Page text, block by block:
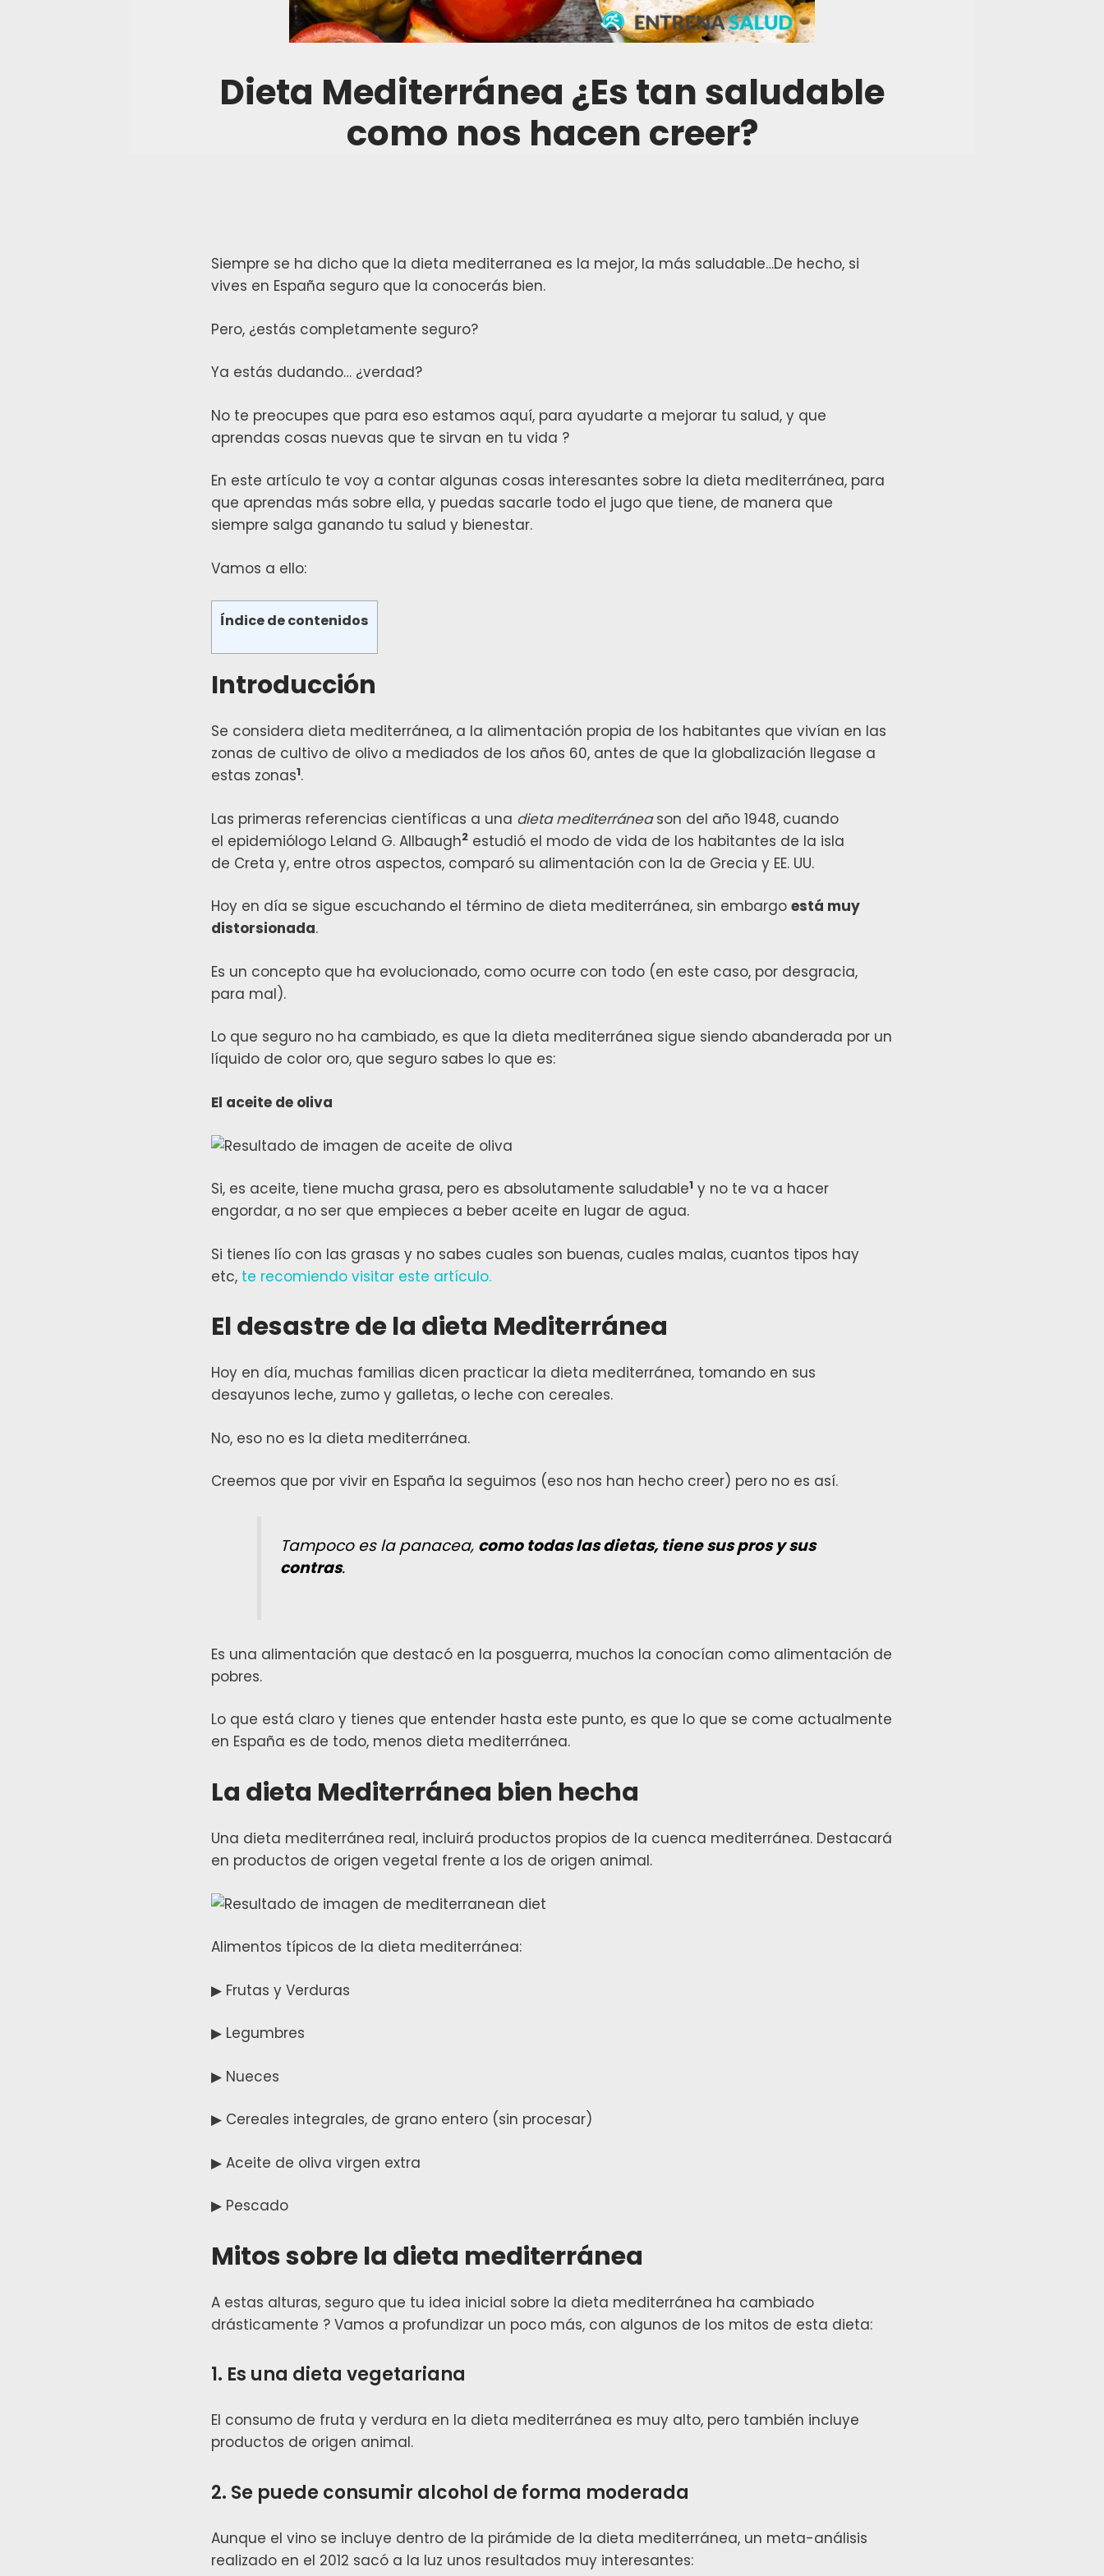
Dieta Mediterránea ¿Es tan saludable
como nos hacen creer?
Siempre se ha dicho que la dieta mediterranea es la mejor, la más saludable…De hecho, si
vives en España seguro que la conocerás bien.
Pero, ¿estás completamente seguro?
Ya estás dudando… ¿verdad?
No te preocupes que para eso estamos aquí, para ayudarte a mejorar tu salud, y que
aprendas cosas nuevas que te sirvan en tu vida ?
En este artículo te voy a contar algunas cosas interesantes sobre la dieta mediterránea, para
que aprendas más sobre ella, y puedas sacarle todo el jugo que tiene, de manera que
siempre salga ganando tu salud y bienestar.
Vamos a ello:
Índice de contenidos
Introducción
Se considera dieta mediterránea, a la alimentación propia de los habitantes que vivían en las
zonas de cultivo de olivo a mediados de los años 60, antes de que la globalización llegase a
estas zonas1.
Las primeras referencias científicas a una dieta mediterráneason del año 1948, cuando
el epidemiólogo Leland G. Allbaugh2 ​ estudió el modo de vida de los habitantes de la isla
de Creta y, entre otros aspectos, comparó su alimentación con la de Grecia y EE. UU.
Hoy en día se sigue escuchando el término de dieta mediterránea, sin embargo está muy
distorsionada.
Es un concepto que ha evolucionado, como ocurre con todo (en este caso, por desgracia,
para mal).
Lo que seguro no ha cambiado, es que la dieta mediterránea sigue siendo abanderada por un
líquido de color oro, que seguro sabes lo que es:
El aceite de oliva
Si, es aceite, tiene mucha grasa, pero es absolutamente saludable1 y no te va a hacer
engordar, a no ser que empieces a beber aceite en lugar de agua.
Si tienes lío con las grasas y no sabes cuales son buenas, cuales malas, cuantos tipos hay
etc, te recomiendo visitar este artículo.
El desastre de la dieta Mediterránea
Hoy en día, muchas familias dicen practicar la dieta mediterránea, tomando en sus
desayunos leche, zumo y galletas, o leche con cereales.
No, eso no es la dieta mediterránea.
Creemos que por vivir en España la seguimos (eso nos han hecho creer) pero no es así.
Tampoco es la panacea, como todas las dietas, tiene sus pros y sus
contras.
Es una alimentación que destacó en la posguerra, muchos la conocían como alimentación de
pobres.
Lo que está claro y tienes que entender hasta este punto, es que lo que se come actualmente
en España es de todo, menos dieta mediterránea.
La dieta Mediterránea bien hecha
Una dieta mediterránea real, incluirá productos propios de la cuenca mediterránea. Destacará
en productos de origen vegetal frente a los de origen animal.
Alimentos típicos de la dieta mediterránea:
▶ Frutas y Verduras
▶ Legumbres
▶ Nueces
▶ Cereales integrales, de grano entero (sin procesar)
▶ Aceite de oliva virgen extra
▶ Pescado
Mitos sobre la dieta mediterránea
A estas alturas, seguro que tu idea inicial sobre la dieta mediterránea ha cambiado
drásticamente ? Vamos a profundizar un poco más, con algunos de los mitos de esta dieta:
1. Es una dieta vegetariana
El consumo de fruta y verdura en la dieta mediterránea es muy alto, pero también incluye
productos de origen animal.
2. Se puede consumir alcohol de forma moderada
Aunque el vino se incluye dentro de la pirámide de la dieta mediterránea, un meta-análisis
realizado en el 2012 sacó a la luz unos resultados muy interesantes:
Navegación